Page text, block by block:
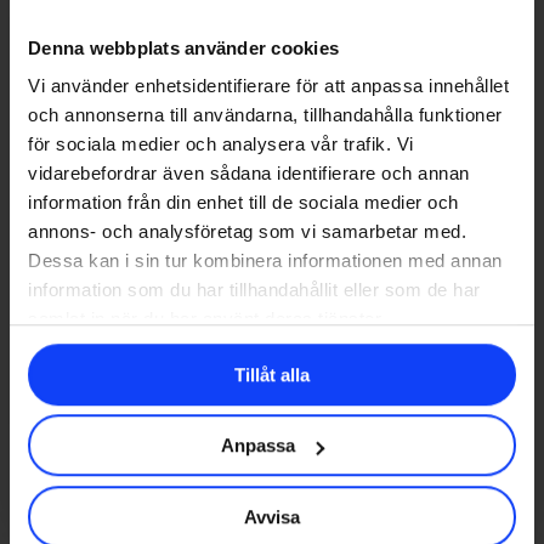
Denna webbplats använder cookies
Vi använder enhetsidentifierare för att anpassa innehållet
och annonserna till användarna, tillhandahålla funktioner
för sociala medier och analysera vår trafik. Vi
vidarebefordrar även sådana identifierare och annan
information från din enhet till de sociala medier och
annons- och analysföretag som vi samarbetar med.
Dessa kan i sin tur kombinera informationen med annan
information som du har tillhandahållit eller som de har
Tillåt alla
Anpassa
Avvisa
TÄVLINGAR
Silver i Swedish Content Awards
Vi vann silver i årets upplaga av Swedish Content Awards
tillsammans med våra vänner på…
johan@glorydays.se